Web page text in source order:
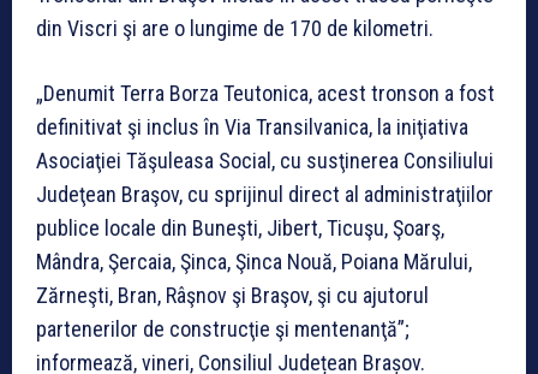
din Viscri şi are o lungime de 170 de kilometri.
„Denumit Terra Borza Teutonica, acest tronson a fost
definitivat şi inclus în Via Transilvanica, la iniţiativa
Asociaţiei Tăşuleasa Social, cu susţinerea Consiliului
Judeţean Braşov, cu sprijinul direct al administraţiilor
publice locale din Buneşti, Jibert, Ticuşu, Şoarş,
Mândra, Şercaia, Şinca, Şinca Nouă, Poiana Mărului,
Zărneşti, Bran, Râşnov şi Braşov, şi cu ajutorul
partenerilor de construcţie şi mentenanţă”;
informează, vineri, Consiliul Județean Brașov.